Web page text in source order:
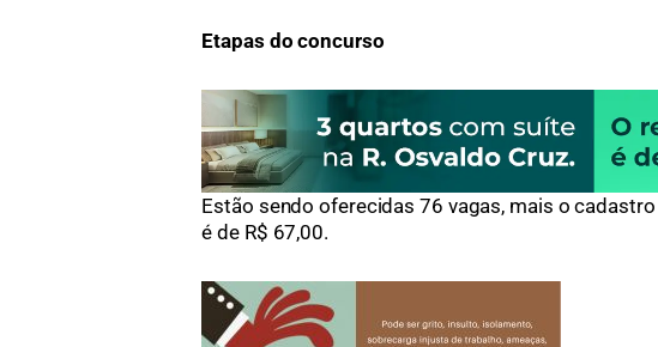
Etapas do concurso
Estão sendo oferecidas 76 vagas, mais o
é de R$ 67,00.